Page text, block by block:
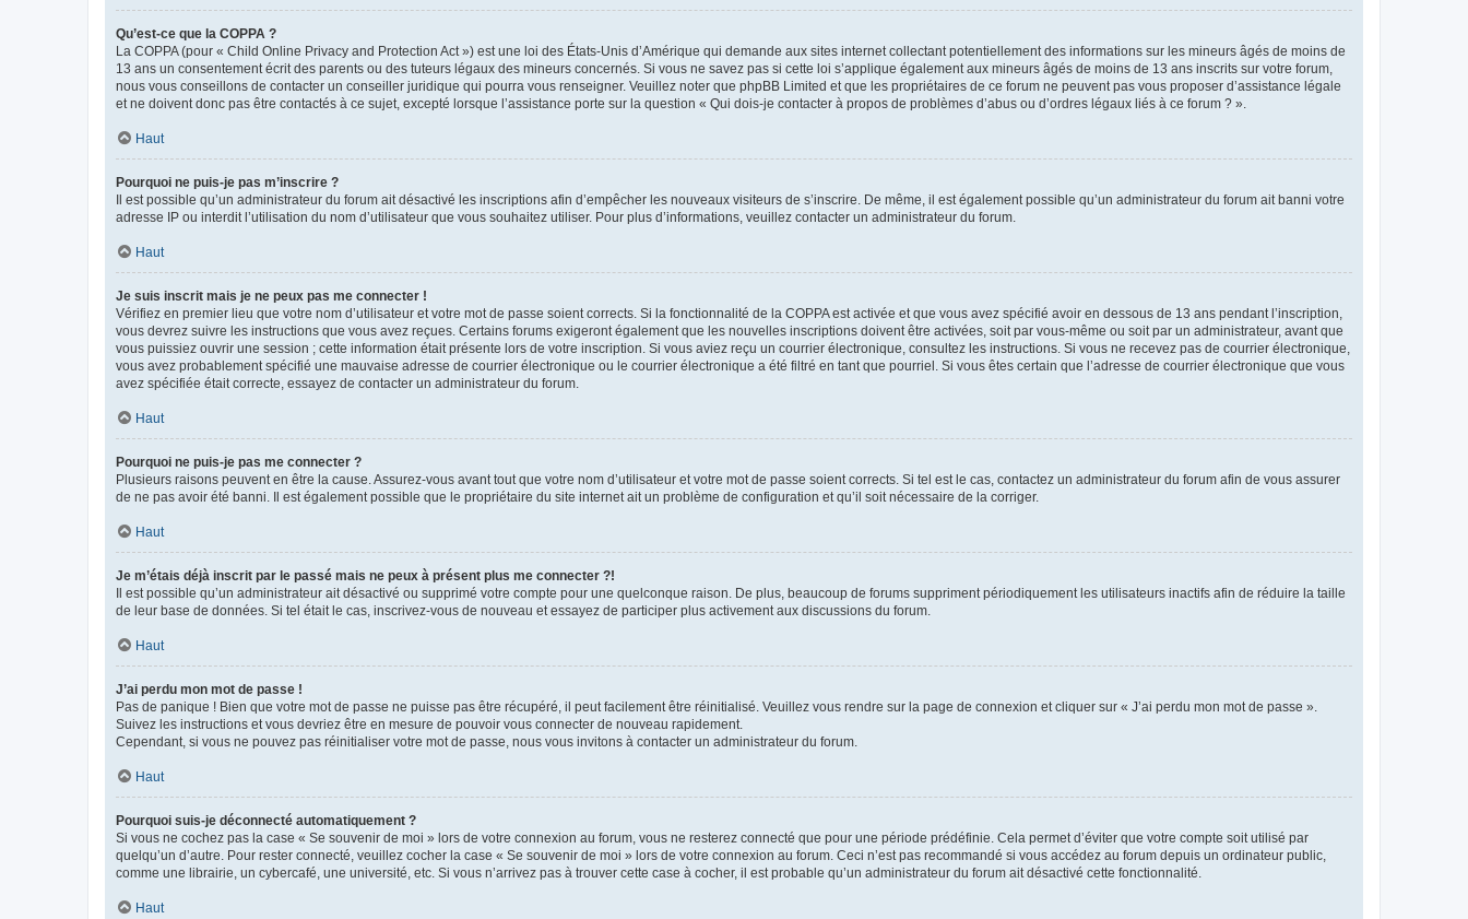
Qu’est-ce que la COPPA ?
La COPPA (pour « Child Online Privacy and Protection Act ») est une loi des États-Unis d’Amérique qui demande aux sites internet collectant potentiellement des informations sur les mineurs âgés de moins de
13 ans un consentement écrit des parents ou des tuteurs légaux des mineurs concernés. Si vous ne savez pas si cette loi s’applique également aux mineurs âgés de moins de 13 ans inscrits sur votre forum,
nous vous conseillons de contacter un conseiller juridique qui pourra vous renseigner. Veuillez noter que phpBB Limited et que les propriétaires de ce forum ne peuvent pas vous proposer d’assistance légale
et ne doivent donc pas être contactés à ce sujet, excepté lorsque l’assistance porte sur la question « Qui dois-je contacter à propos de problèmes d’abus ou d’ordres légaux liés à ce forum ? ».
Haut
Pourquoi ne puis-je pas m’inscrire ?
Il est possible qu’un administrateur du forum ait désactivé les inscriptions afin d’empêcher les nouveaux visiteurs de s’inscrire. De même, il est également possible qu’un administrateur du forum ait banni votre
adresse IP ou interdit l’utilisation du nom d’utilisateur que vous souhaitez utiliser. Pour plus d’informations, veuillez contacter un administrateur du forum.
Haut
Je suis inscrit mais je ne peux pas me connecter !
Vérifiez en premier lieu que votre nom d’utilisateur et votre mot de passe soient corrects. Si la fonctionnalité de la COPPA est activée et que vous avez spécifié avoir en dessous de 13 ans pendant l’inscription,
vous devrez suivre les instructions que vous avez reçues. Certains forums exigeront également que les nouvelles inscriptions doivent être activées, soit par vous-même ou soit par un administrateur, avant que
vous puissiez ouvrir une session ; cette information était présente lors de votre inscription. Si vous aviez reçu un courrier électronique, consultez les instructions. Si vous ne recevez pas de courrier électronique,
vous avez probablement spécifié une mauvaise adresse de courrier électronique ou le courrier électronique a été filtré en tant que pourriel. Si vous êtes certain que l’adresse de courrier électronique que vous
avez spécifiée était correcte, essayez de contacter un administrateur du forum.
Haut
Pourquoi ne puis-je pas me connecter ?
Plusieurs raisons peuvent en être la cause. Assurez-vous avant tout que votre nom d’utilisateur et votre mot de passe soient corrects. Si tel est le cas, contactez un administrateur du forum afin de vous assurer
de ne pas avoir été banni. Il est également possible que le propriétaire du site internet ait un problème de configuration et qu’il soit nécessaire de la corriger.
Haut
Je m’étais déjà inscrit par le passé mais ne peux à présent plus me connecter ?!
Il est possible qu’un administrateur ait désactivé ou supprimé votre compte pour une quelconque raison. De plus, beaucoup de forums suppriment périodiquement les utilisateurs inactifs afin de réduire la taille
de leur base de données. Si tel était le cas, inscrivez-vous de nouveau et essayez de participer plus activement aux discussions du forum.
Haut
J’ai perdu mon mot de passe !
Pas de panique ! Bien que votre mot de passe ne puisse pas être récupéré, il peut facilement être réinitialisé. Veuillez vous rendre sur la page de connexion et cliquer sur « J’ai perdu mon mot de passe ».
Suivez les instructions et vous devriez être en mesure de pouvoir vous connecter de nouveau rapidement.
Cependant, si vous ne pouvez pas réinitialiser votre mot de passe, nous vous invitons à contacter un administrateur du forum.
Haut
Pourquoi suis-je déconnecté automatiquement ?
Si vous ne cochez pas la case « Se souvenir de moi » lors de votre connexion au forum, vous ne resterez connecté que pour une période prédéfinie. Cela permet d’éviter que votre compte soit utilisé par
quelqu’un d’autre. Pour rester connecté, veuillez cocher la case « Se souvenir de moi » lors de votre connexion au forum. Ceci n’est pas recommandé si vous accédez au forum depuis un ordinateur public,
comme une librairie, un cybercafé, une université, etc. Si vous n’arrivez pas à trouver cette case à cocher, il est probable qu’un administrateur du forum ait désactivé cette fonctionnalité.
Haut